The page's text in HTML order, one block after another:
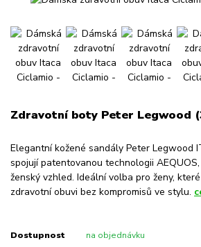
Zdravotní boty Peter Legwood
Elegantní kožené sandály Peter Legwood
spojují patentovanou technologii
ženský vzhled. Ideální volba pro ženy,
zdravotní obuvi bez kompromisů ve stylu.
Dostupnost na objednávku